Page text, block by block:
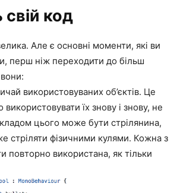
свій код
Але є основні моменти, які ви
перш ніж переходити до більш
використовуваних об’єктів. Це
їх знову і знову, не
цього може бути стрілянина,
стріляти фізичними кулями. Кожна з
повторно використана, як тільки